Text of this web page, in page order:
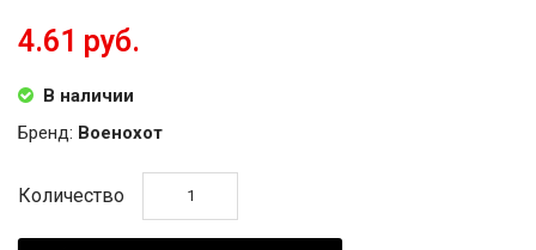
4.61 руб.
В наличии
Бренд: Военохот
Количество